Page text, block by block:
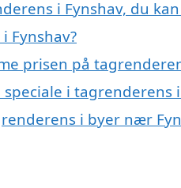
i Fynshav, du
Fynshav?
prisen på
i tagrenderens
i byer nær